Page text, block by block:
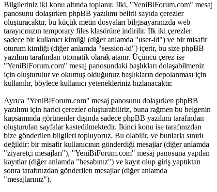
Bilgileriniz iki konu altında toplanır. İlki, "YeniBiForum.com" mesaj
panosunu dolaşırken phpBB yazılımı belirli sayıda çerezler
oluşturacaktır, bu küçük metin dosyaları bilgisayarınızda web
tarayıcınızın temporary files klasörüne indirilir. İlk iki çerezler
sadece bir kullanıcı kimliği (diğer anlamda "user-id") ve bir misafir
oturum kimliği (diğer anlamda "session-id") içerir, bu size phpBB
yazılımı tarafından otomatik olarak atanır. Üçüncü çerez ise
"YeniBiForum.com" mesaj panosundaki başlıkları dolaşabilmeniz
için oluşturulur ve okumuş olduğunuz başlıkların depolanması için
kullanılır, böylece kullanıcı yetenekleriniz hızlanacaktır.
Ayrıca "YeniBiForum.com" mesaj panosunu dolaşırken phpBB
yazılımı için harici çerezler oluşturabiliriz, buna rağmen bu belgenin
kapsamında görünenler dışında sadece phpBB yazılımı tarafından
oluşturulan sayfalar kastedilmektedir. İkinci konu ise tarafınızdan
bize gönderilen bilgileri topluyoruz. Bu olabilir, ve bunlarla sınırlı
değildir: bir misafir kullanıcının gönderdiği mesajlar (diğer anlamda
"ziyaretçi mesajları"), "YeniBiForum.com" mesaj panosuna yapılan
kayıtlar (diğer anlamda "hesabınız") ve kayıt olup giriş yaptıktan
sonra tarafınızdan gönderilen mesajlar (diğer anlamda
"mesajlarınız").